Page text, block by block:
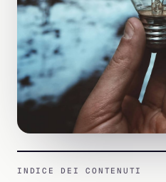
INDICE DEI CONTENUTI